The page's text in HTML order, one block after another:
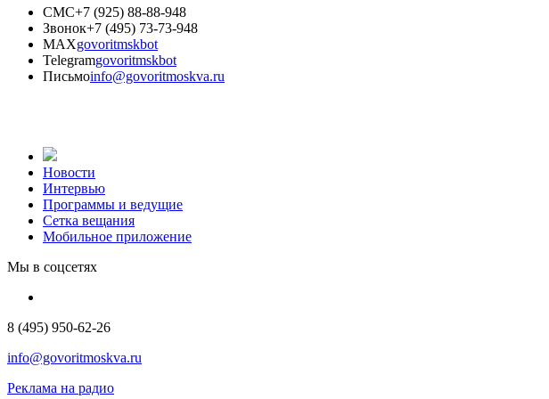
СМС+7 (925) 88-88-948
Звонок+7 (495) 73-73-948
MAXgovoritmskbot
Telegramgovoritmskbot
Письмоinfo@govoritmoskva.ru
Новости
Интервью
Программы и ведущие
Сетка вещания
Мобильное приложение
Мы в соцсетях
8 (495) 950-62-26
info@govoritmoskva.ru
Реклама на радио